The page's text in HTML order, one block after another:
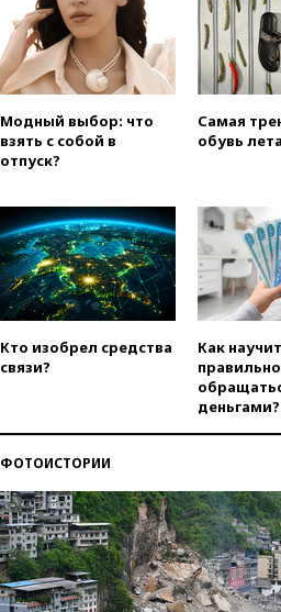
Модный выбор: что
взять с собой в
отпуск?
Самая
обувь
Кто изобрел средства
связи?
Как
правильно
деньгами?
ФОТОИСТОРИИ